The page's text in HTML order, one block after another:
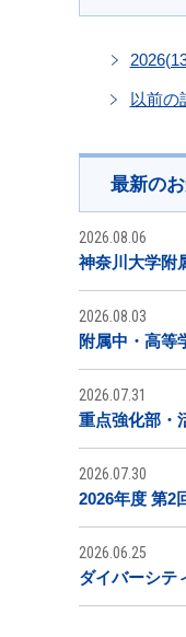
2026
以前の
最新の
2026.08.06
神奈川大学附
2026.08.03
附属中・高等
2026.07.31
重点強化部・
2026.07.30
2026年度 第2
2026.06.25
ダイバーシテ